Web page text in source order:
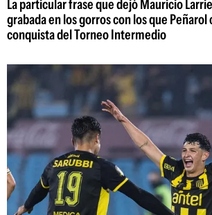
La particular frase que dejó Mauricio
grabada en los gorros con los que Peñarol
conquista del Torneo Intermedio